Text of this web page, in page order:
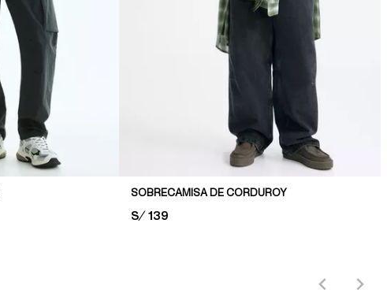
SOBRECAMISA DE CORDUROY
PRICE:
S/ 139